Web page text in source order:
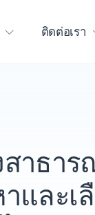
ติดต่อเรา
สาธา
และเ